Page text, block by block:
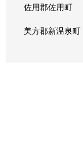
佐用郡佐用町
美方郡新温泉町